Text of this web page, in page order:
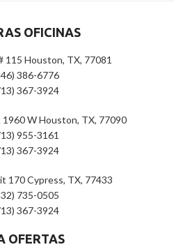
OFICINAS
115 Houston, TX, 77081
386-6776
367-3924
W Houston, TX, 77090
955-3161
367-3924
170 Cypress, TX, 77433
735-0505
367-3924
OFERTAS